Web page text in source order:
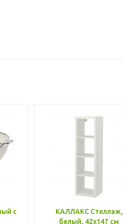
с
КАЛЛАКС Стеллаж,
белый, 42x147 см